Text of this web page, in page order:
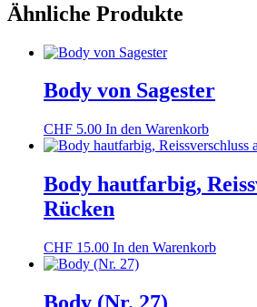
Ähnliche Produkte
Body von Sagester
CHF 5.00 In den Warenkorb
Body hautfarbig,
Rücken
CHF 15.00 In den Warenkorb